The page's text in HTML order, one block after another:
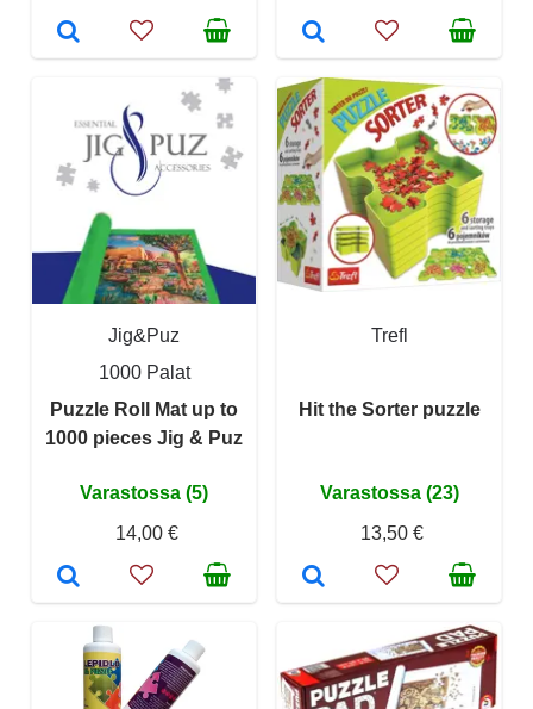
Jig&Puz
1000 Palat
Puzzle Roll Mat up to
1000 pieces Jig & Puz
Varastossa (5)
14,00 €
Trefl
Hit the Sorter puzzle
Varastossa (23)
13,50 €